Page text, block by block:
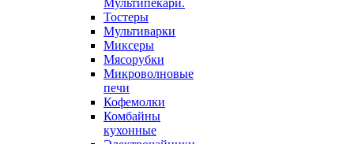
Мультипекари.
Тостеры
Мультиварки
Миксеры
Мясорубки
Микроволновые
печи
Кофемолки
Комбайны
кухонные